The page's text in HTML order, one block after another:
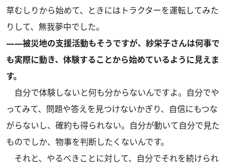
草むしりから始めて、ときにはトラクターを運転してみた
りして、無我夢中でした。
――被災地の支援活動もそうですが、紗栄子さんは何事で
も実際に動き、体験することから始めているように見えま
す。
自分で体験しないと何も分からないんですよ。自分でや
ってみて、問題や答えを見つけないかぎり、自信にもつな
がらないし、確約も得られない。自分が動いて自分で見た
ものでしか、物事を判断したくないんです。
それと、やるべきことに対して、自分でそれを続けられ